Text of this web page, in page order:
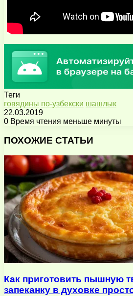
Теги
говядины по-узбекски шашлык
22.03.2019
0 Время чтения меньше минуты
через
почту
ПОХОЖИЕ СТАТЬИ
Как приготовить пышную
запеканку в духовке